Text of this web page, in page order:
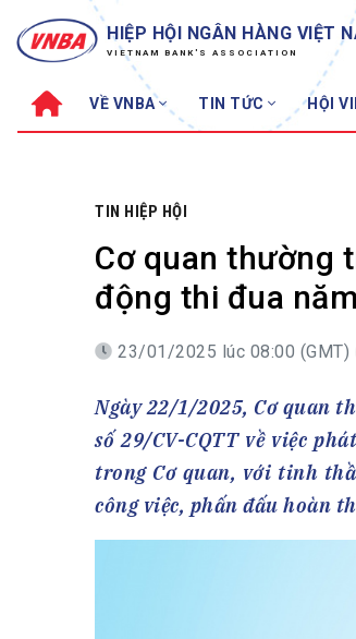
HIỆP HỘI NGÂN HÀNG VIỆT
VIETNAM BANK'S ASSOCIATION
VỀ VNBA TIN TỨC HỘI
Sơ đồ tổ chức
Hội đồng Hiệp hội
Thường trực Hiệp hội
Cơ quan Thường trực
VNBA các thời kỳ
Bộ Chuẩn mực Đạo đức nghề nghiệp
TIN HIỆP HỘI
Cơ quan thường
động thi đua
23/01/2025 lúc 08:00 (GMT)
Ngày 22/1/2025, Cơ quan
số 29/CV-CQTT về việc
trong Cơ quan, với tinh
công việc, phấn đấu hoàn